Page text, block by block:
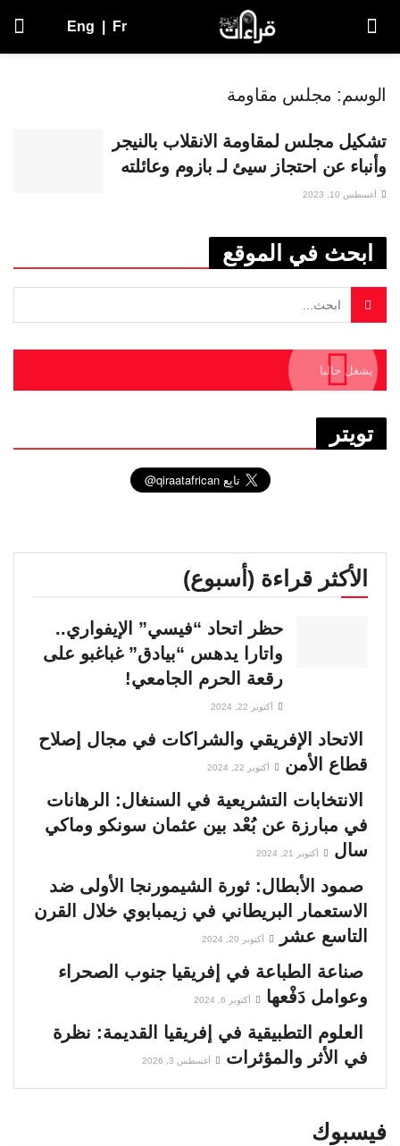
Eng Fr
الوسم: مجلس مقاومة
تشكيل مجلس لمقاومة الانقلاب بالنيجر
وأنباء عن احتجاز سيئ لـ بازوم وعائلته
أغسطس 10, 2023
ابحث في الموقع
يشغل حاليا
تويتر
الأكثر قراءة (أسبوع)
حظر اتحاد “فيسي” الإيفواري..
واتارا يدهس “بيادق” غباغبو على
رقعة الحرم الجامعي!
أكتوبر 22, 2024
الاتحاد الإفريقي والشراكات في مجال إصلاح
قطاع الأمن
أكتوبر 22, 2024
الانتخابات التشريعية في السنغال: الرهانات
في مبارزة عن بُعْد بين عثمان سونكو وماكي
سال
أكتوبر 21, 2024
صمود الأبطال: ثورة الشيمورنجا الأولى ضد
الاستعمار البريطاني في زيمبابوي خلال القرن
التاسع عشر
أكتوبر 20, 2024
صناعة الطباعة في إفريقيا جنوب الصحراء
وعوامل دَفْعها
أكتوبر 6, 2024
العلوم التطبيقية في إفريقيا القديمة: نظرة
في الأثر والمؤثرات
أغسطس 3, 2026
فيسبوك